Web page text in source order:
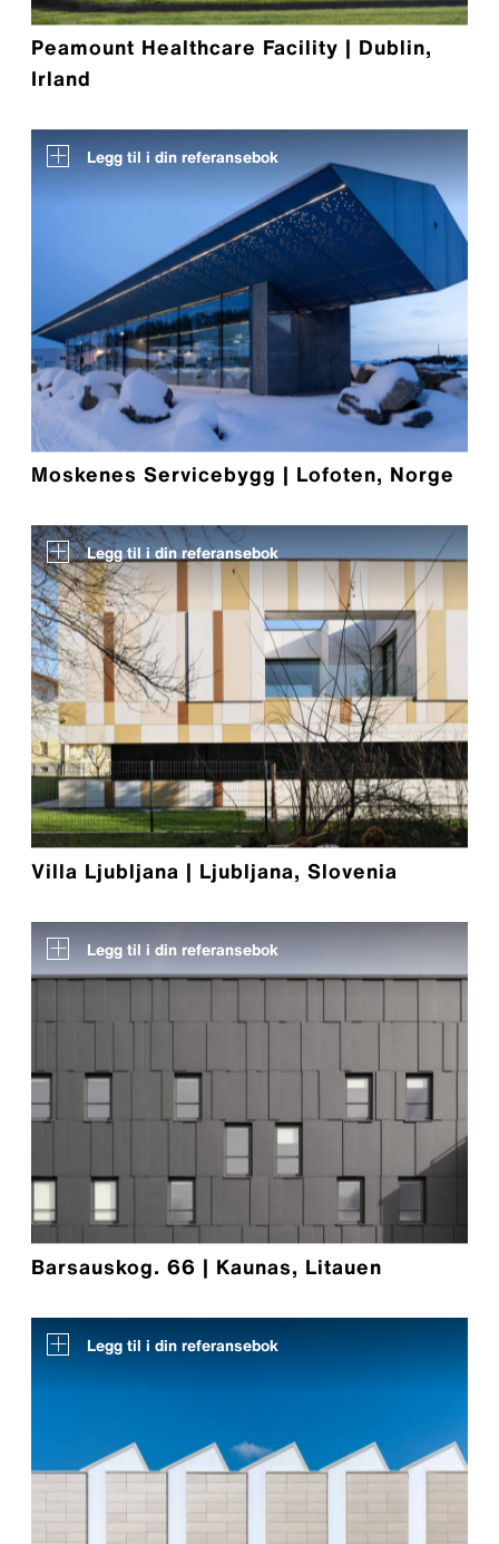
Peamount Healthcare Facility | Dublin,
Irland
Legg til i din referansebok
Moskenes Servicebygg | Lofoten, Norge
Legg til i din referansebok
Villa Ljubljana | Ljubljana, Slovenia
Legg til i din referansebok
Barsauskog. 66 | Kaunas, Litauen
Legg til i din referansebok